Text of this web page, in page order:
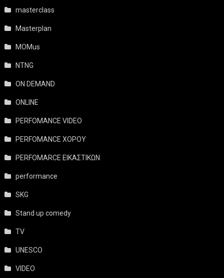
masterclass
Masterplan
MOMus
NTNG
ON DEMAND
ONLINE
PERFOMANCE VIDEO
PERFOMANCE ΧΟΡΟΥ
PERFOMARCE ΕΙΚΑΣΤΙΚΩΝ
performance
SKG
Stand up comedy
TV
UNESCO
VIDEO